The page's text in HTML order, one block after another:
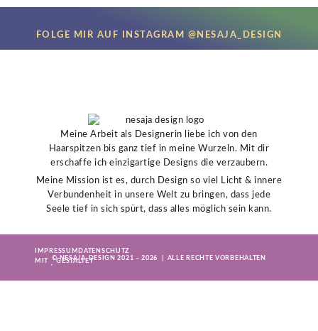
FOLGE MIR AUF INSTAGRAM @NESAJA_DESIGN
Meine Arbeit als Designerin liebe ich von den
Haarspitzen bis ganz tief in meine Wurzeln. Mit dir
erschaffe ich einzigartige Designs die verzaubern.
Meine Mission ist es, durch Design so viel Licht & innere
Verbundenheit in unsere Welt zu bringen, dass jede
Seele tief in sich spürt, dass alles möglich sein kann.
IMPRESSUM DATENSCHUTZ
© NESAJA-DESIGN 2021 – 2026 | ALLE RECHTE VORBEHALTEN
MIT GESTALTET